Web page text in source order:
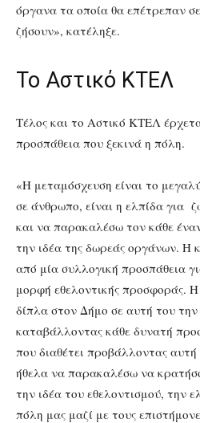
όργανα τα οποία θα επέτρεπαν
ζήσουν», κατέληξε.
Το Αστικό ΚΤΕΛ
Τέλος και το Αστικό ΚΤΕΛ
προσπάθεια που ξεκινά η πόλη.
«Η μεταμόσχευση είναι το
σε άνθρωπο, είναι η ελπίδα για
και να παρακαλέσω τον κάθε
την ιδέα της δωρεάς οργάνων. Η
από μία συλλογική προσπάθεια
μορφή εθελοντικής προσφοράς. Η
δίπλα στον Δήμο σε αυτή του
καταβάλλοντας κάθε δυνατή
που διαθέτει προβάλλοντας
ήθελα να παρακαλέσω να
την ιδέα του εθελοντισμού, την
πόλη μας μαζί με τους